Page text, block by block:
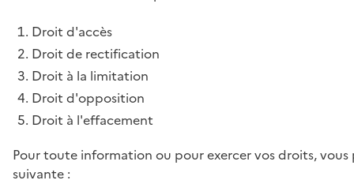
Droit d'accès
Droit de rectification
Droit à la limitation
Droit d'opposition
Droit à l'effacement
Pour toute information ou pour exercer vos droits,
suivante :